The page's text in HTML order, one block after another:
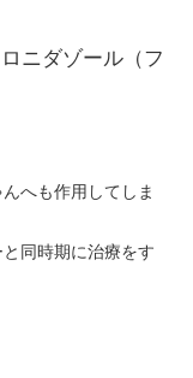
ニダゾール（フ
へも作用してしま
同時期に治療をす